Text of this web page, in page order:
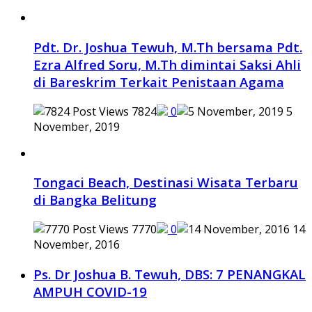
Pdt. Dr. Joshua Tewuh, M.Th bersama Pdt.
Ezra Alfred Soru, M.Th dimintai Saksi Ahli
di Bareskrim Terkait Penistaan Agama
7824 0
5
November, 2019
Tongaci Beach, Destinasi Wisata Terbaru
di Bangka Belitung
7770 0
14
November, 2016
Ps. Dr Joshua B. Tewuh, DBS: 7 PENANGKAL
AMPUH COVID-19